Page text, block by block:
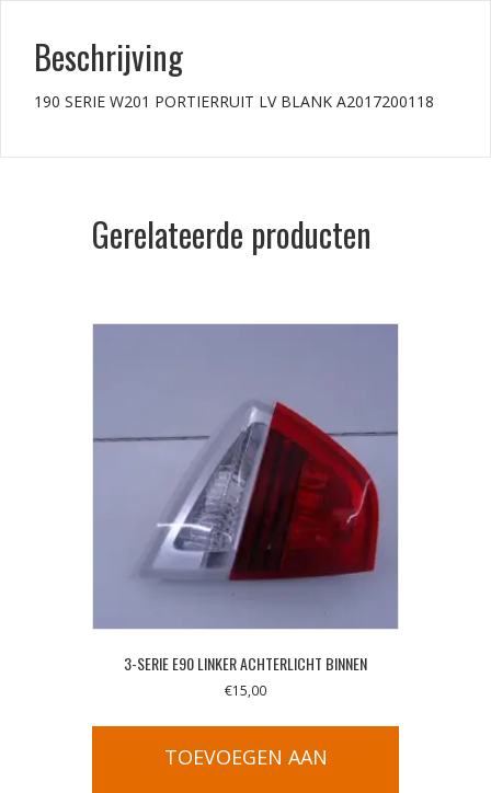
Beschrijving
190 SERIE W201 PORTIERRUIT LV BLANK A2017200118
Gerelateerde producten
3-SERIE E90 LINKER ACHTERLICHT BINNEN
€15,00
TOEVOEGEN AAN